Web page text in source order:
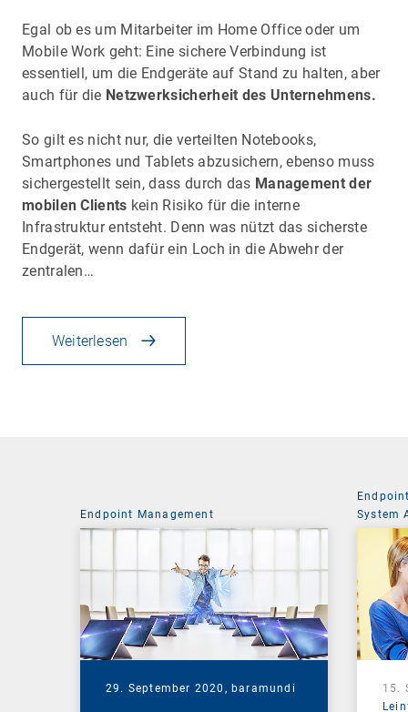
Egal ob es um Mitarbeiter im Home Office oder um
Mobile Work geht: Eine sichere Verbindung ist
essentiell, um die Endgeräte auf Stand zu halten, aber
auch für die Netzwerksicherheit des Unternehmens.
So gilt es nicht nur, die verteilten Notebooks,
Smartphones und Tablets abzusichern, ebenso muss
sichergestellt sein, dass durch das Management der
mobilen Clients kein Risiko für die interne
Infrastruktur entsteht. Denn was nützt das sicherste
Endgerät, wenn dafür ein Loch in die Abwehr der
zentralen…
Weiterlesen
Endpoint Management
29. September 2020, baramundi
System
15.